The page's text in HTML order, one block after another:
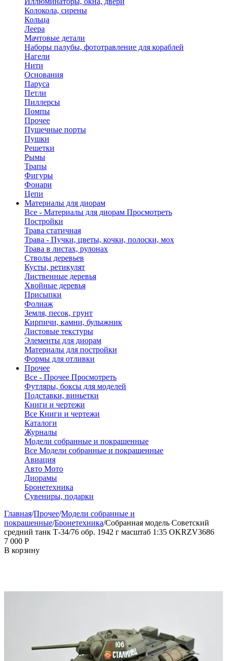
Колокола, сирены
Кольца
Леера
Мачтовые детали
Наборы палубы, фототравление для кораблей
Нагели
Нити
Основания
Паруса
Петли
Пиллерсы
Помпы
Прочее
Пушечные порты
Пушки
Решетки
Рымы
Трапы
Фигуры
Фонари
Цепи
Материалы для диорам
Все - Материалы для диорам Просмотреть
Постройки
Трава статичная
Трава - Пучки, цветы, кочки, полоски, мох
Трава в листах, рулонах
Стволы деревьев
Кусты, ретикулят
Лиственные деревья
Хвойные деревья
Присыпки
Фолиаж
Земля, песок, грунт
Кирпичи, камни, булыжник
Листовые текстуры
Элементы для диорам
Материалы для постройки
Формы для отливки
Прочее
Все - Прочее Просмотреть
Футляры, боксы для моделей
Подставки, виньетки
Книги и чертежи
Все Книги и чертежи
Каталоги
Журналы
Модели собранные и покрашенные
Все Модели собранные и покрашенные
Авиация
Авто Мото
Диорамы
Бронетехника
Сувениры, подарки
Главная/Прочее/Модели собранные и
покрашенные/Бронетехника/Собранная модель Советский
средний танк Т-34/76 обр. 1942 г масштаб 1:35 OKRZV3686
7 000 Р
В корзину